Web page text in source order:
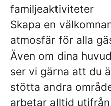
familjeaktiviteter
Skapa en
atmosfär för alla
Även om dina
ser vi gärna att du
stötta andra
arbetar alltid